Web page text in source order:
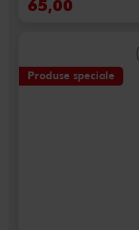
65,00
Produse speciale